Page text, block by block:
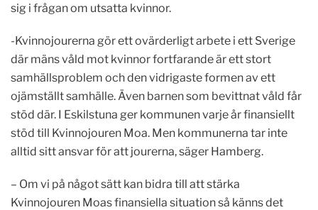
sig i frågan om utsatta kvinnor.
-Kvinnojourerna gör ett ovärderligt arbete i ett Sverige
där mäns våld mot kvinnor fortfarande är ett stort
samhällsproblem och den vidrigaste formen av ett
ojämställt samhälle. Även barnen som bevittnat våld får
stöd där. I Eskilstuna ger kommunen varje år finansiellt
stöd till Kvinnojouren Moa. Men kommunerna tar inte
alltid sitt ansvar för att jourerna, säger Hamberg.
– Om vi på något sätt kan bidra till att stärka
Kvinnojouren Moas finansiella situation så känns det